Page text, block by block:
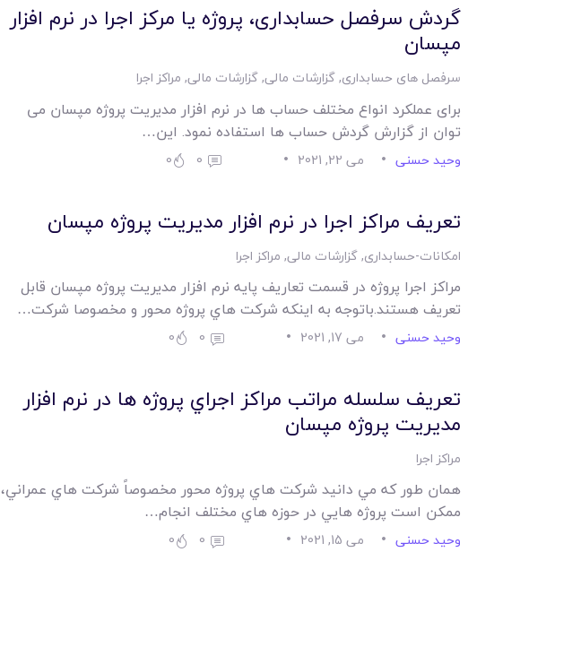
گردش سرفصل حسابداری، پروژه یا مرکز اجرا در نرم افزار
مپسان
سرفصل های حسابداری,گزارشات مالی,گزارشات مالی, مراکز اجرا
برای عملکرد انواع مختلف حساب ها در نرم افزار مدیریت پروژه مپسان می
توان از گزارش گردش حساب ها استفاده نمود. این…
وحید حسنی می 22, 2021 0
0
تعريف مراکز اجرا در نرم افزار مديريت پروژه مپسان
امکانات-حسابداری,گزارشات مالی, مراکز اجرا
مراکز اجرا پروژه در قسمت تعاريف پايه نرم افزار مديريت پروژه مپسان قابل
تعريف هستند.باتوجه به اينکه شرکت هاي پروژه محور و مخصوصا شرکت…
وحید حسنی می 17, 2021 0
0
تعريف سلسله مراتب مراکز اجراي پروژه ها در نرم افزار
مديريت پروژه مپسان
مراکز اجرا
همان طور که مي دانيد شرکت هاي پروژه محور مخصوصاً شرکت هاي عمراني،
ممکن است پروژه هايي در حوزه هاي مختلف انجام…
وحید حسنی می 15, 2021 0
0